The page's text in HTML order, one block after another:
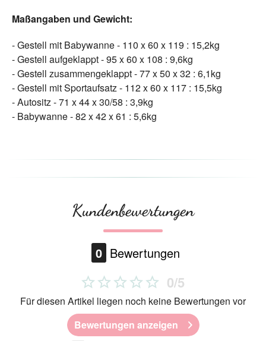
Maßangaben und Gewicht:
- Gestell mit Babywanne - 110 x 60 x 119 : 15,2kg
- Gestell aufgeklappt - 95 x 60 x 108 : 9,6kg
- Gestell zusammengeklappt - 77 x 50 x 32 : 6,1kg
- Gestell mit Sportaufsatz - 112 x 60 x 117 : 15,5kg
- Autositz - 71 x 44 x 30/58 : 3,9kg
- Babywanne - 82 x 42 x 61 : 5,6kg
Kundenbewertungen
0 Bewertungen
0/5
Für diesen Artikel liegen noch keine Bewertungen vor
Bewertungen anzeigen